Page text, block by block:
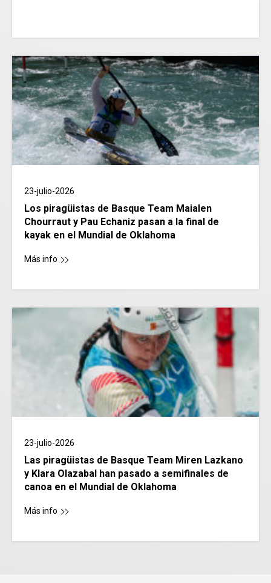
23-julio-2026
Los piragüistas de Basque Team Maialen
Chourraut y Pau Echaniz pasan a la final de
kayak en el Mundial de Oklahoma
Más info
23-julio-2026
Las piragüistas de Basque Team Miren Lazkano
y Klara Olazabal han pasado a semifinales de
canoa en el Mundial de Oklahoma
Más info